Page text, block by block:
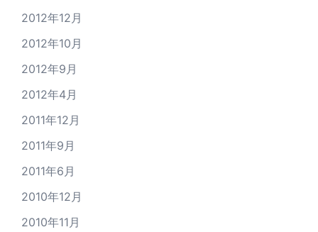
2012年12月
2012年10月
2012年9月
2012年4月
2011年12月
2011年9月
2011年6月
2010年12月
2010年11月